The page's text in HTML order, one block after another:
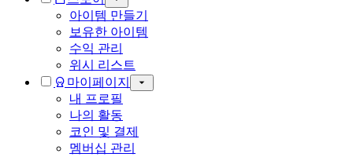
아이템 만들기
보유한 아이템
수익 관리
위시 리스트
마이페이지
내 프로필
나의 활동
코인 및 결제
멤버십 관리